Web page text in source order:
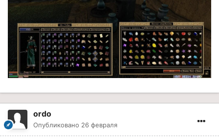
ordo
Опубликовано 26 февраля